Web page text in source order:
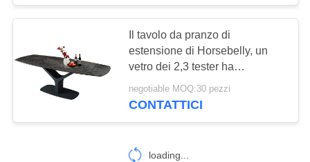
Il tavolo da pranzo di
estensione di Horsebelly, un
vetro dei 2,3 tester ha
completato il tavolo da pranzo
negotiable MOQ:30 pezzi
CONTATTICI
loading...